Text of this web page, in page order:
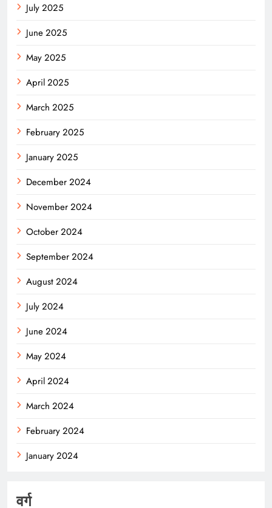
July 2025
June 2025
May 2025
April 2025
March 2025
February 2025
January 2025
December 2024
November 2024
October 2024
September 2024
August 2024
July 2024
June 2024
May 2024
April 2024
March 2024
February 2024
January 2024
वर्ग